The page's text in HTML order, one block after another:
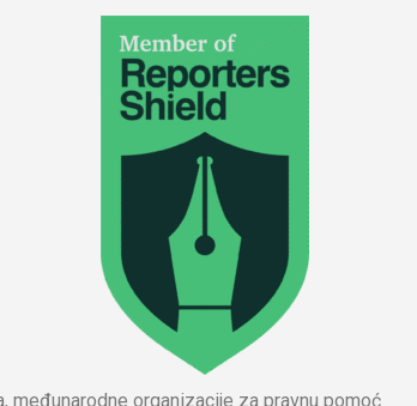
međunarodne organizacije za pravnu pomoć